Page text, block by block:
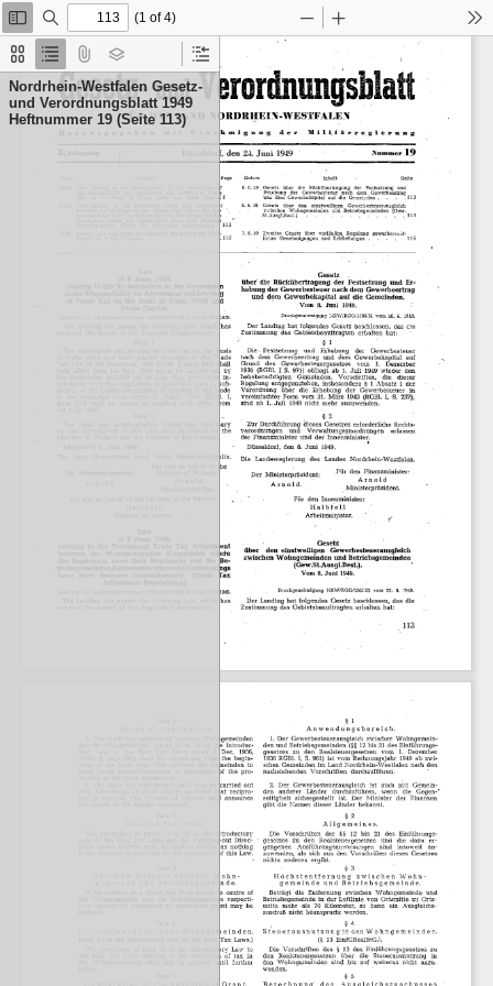
Thumbnails
Document
Outline
Attachments
Layers
Current
Outline
Item
Nordrhein-Westfalen Gesetz-
und Verordnungsblatt 1949
Heftnummer 19 (Seite 113)
Toggle
Sidebar
Find
(1 of 4)
Zoom